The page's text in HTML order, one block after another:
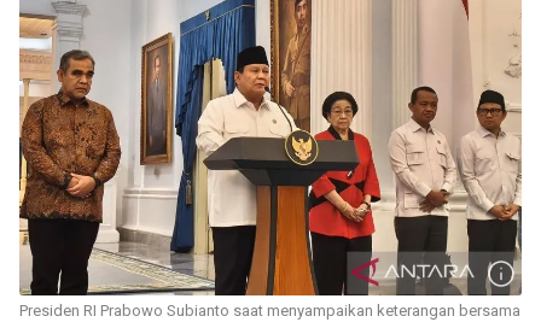
Presiden RI Prabowo Subianto saat menyampaikan keterangan bersama